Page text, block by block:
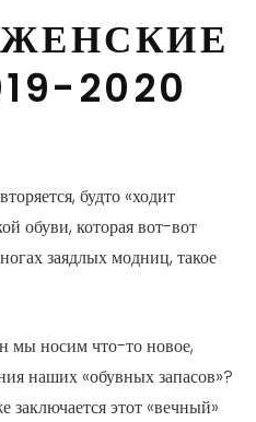
2020
будто «ходит
обуви, которая вот-вот
заядлых модниц, такое
мы носим что-то новое,
наших «обувных запасов»?
этот «вечный»